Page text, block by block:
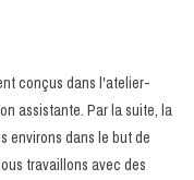
conçus dans l'atelier-
assistante. Par la suite, la
environs dans le but de
travaillons avec des